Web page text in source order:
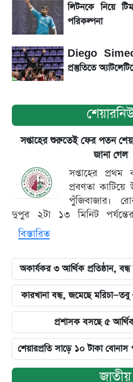
শিক্ষামন্ত্রীর বিশেষ
নতুন বিতর্ক
অকার্যকর ৩ আর্থিক
লেনদেন
লিটনকে নিয়ে
পরিকল্পনা
Diego
প্রস্তুতিতে
সপ্তাহের শুরুতেই ফের পতন
জানা গেল
সপ্তাহের প্রথম
প্রবণতা
পুঁজিবাজার।
দুপুর ২টা ১৩ মিনিট
বিস্তারিত
অকার্যকর ৩ আর্থিক প্রতিষ্ঠান,
কারখানা বন্ধ, জমেছে মরিচা—তবু
প্রশাসক বসছে ৫ আর্থিক
শেয়ারপ্রতি সাড়ে ১০ টাকা বোনাস
জাতীয়